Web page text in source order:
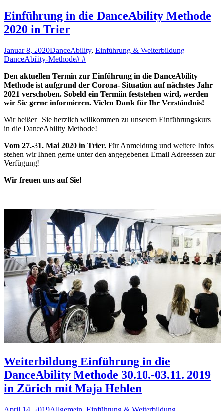
Einführung in die DanceAbility Methode
2020 in Trier
Januar 8, 2020DanceAbility, Einführung & Weiterbildung
DanceAbility-Methode# #
Den aktuellen Termin zur Einführung in die DanceAbility
Methode ist aufgrund der Corona- Situation auf nächstes Jahr
2021 verschoben. Sobeld ein Termiin feststehen wird, werden
wir Sie gerne informieren. Vielen Dank für Ihr Verständnis!
Wir heißen Sie herzlich willkommen zu unserem Einführungskurs
in die DanceAbility Methode!
Vom 27.-31. Mai 2020 in Trier. Für Anmeldung und weitere Infos
stehen wir Ihnen gerne unter den angegebenen Email Adreessen zur
Verfügung!
Wir freuen uns auf Sie!
Weiterbildung Einführung in die
DanceAbility Methode 30.10.-03.11. 2019
in Zürich mit Maja Hehlen
April 14, 2019Allgemein Einführung & Weiterbildung